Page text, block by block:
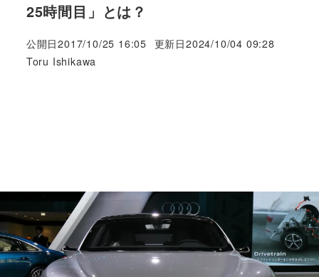
25時間目」とは？
公開日2017/10/25 16:05 更新日2024/10/04 09:28
著
Toru Ishikawa